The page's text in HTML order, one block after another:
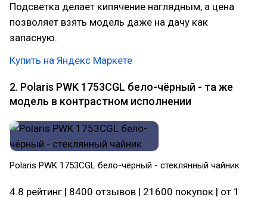
Подсветка делает кипячение наглядным, а цена
позволяет взять модель даже на дачу как
запасную.
Купить на Яндекс Маркете
2. Polaris PWK 1753CGL бело-чёрный - та же
модель в контрастном исполнении
Polaris PWK 1753CGL бело-чёрный - стеклянный чайник
4.8 рейтинг | 8400 отзывов | 21600 покупок | от 1